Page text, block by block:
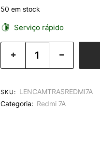
50 em stock
Serviço rápido
SKU: LENCAMTRASREDMI7A
Categoria: Redmi 7A